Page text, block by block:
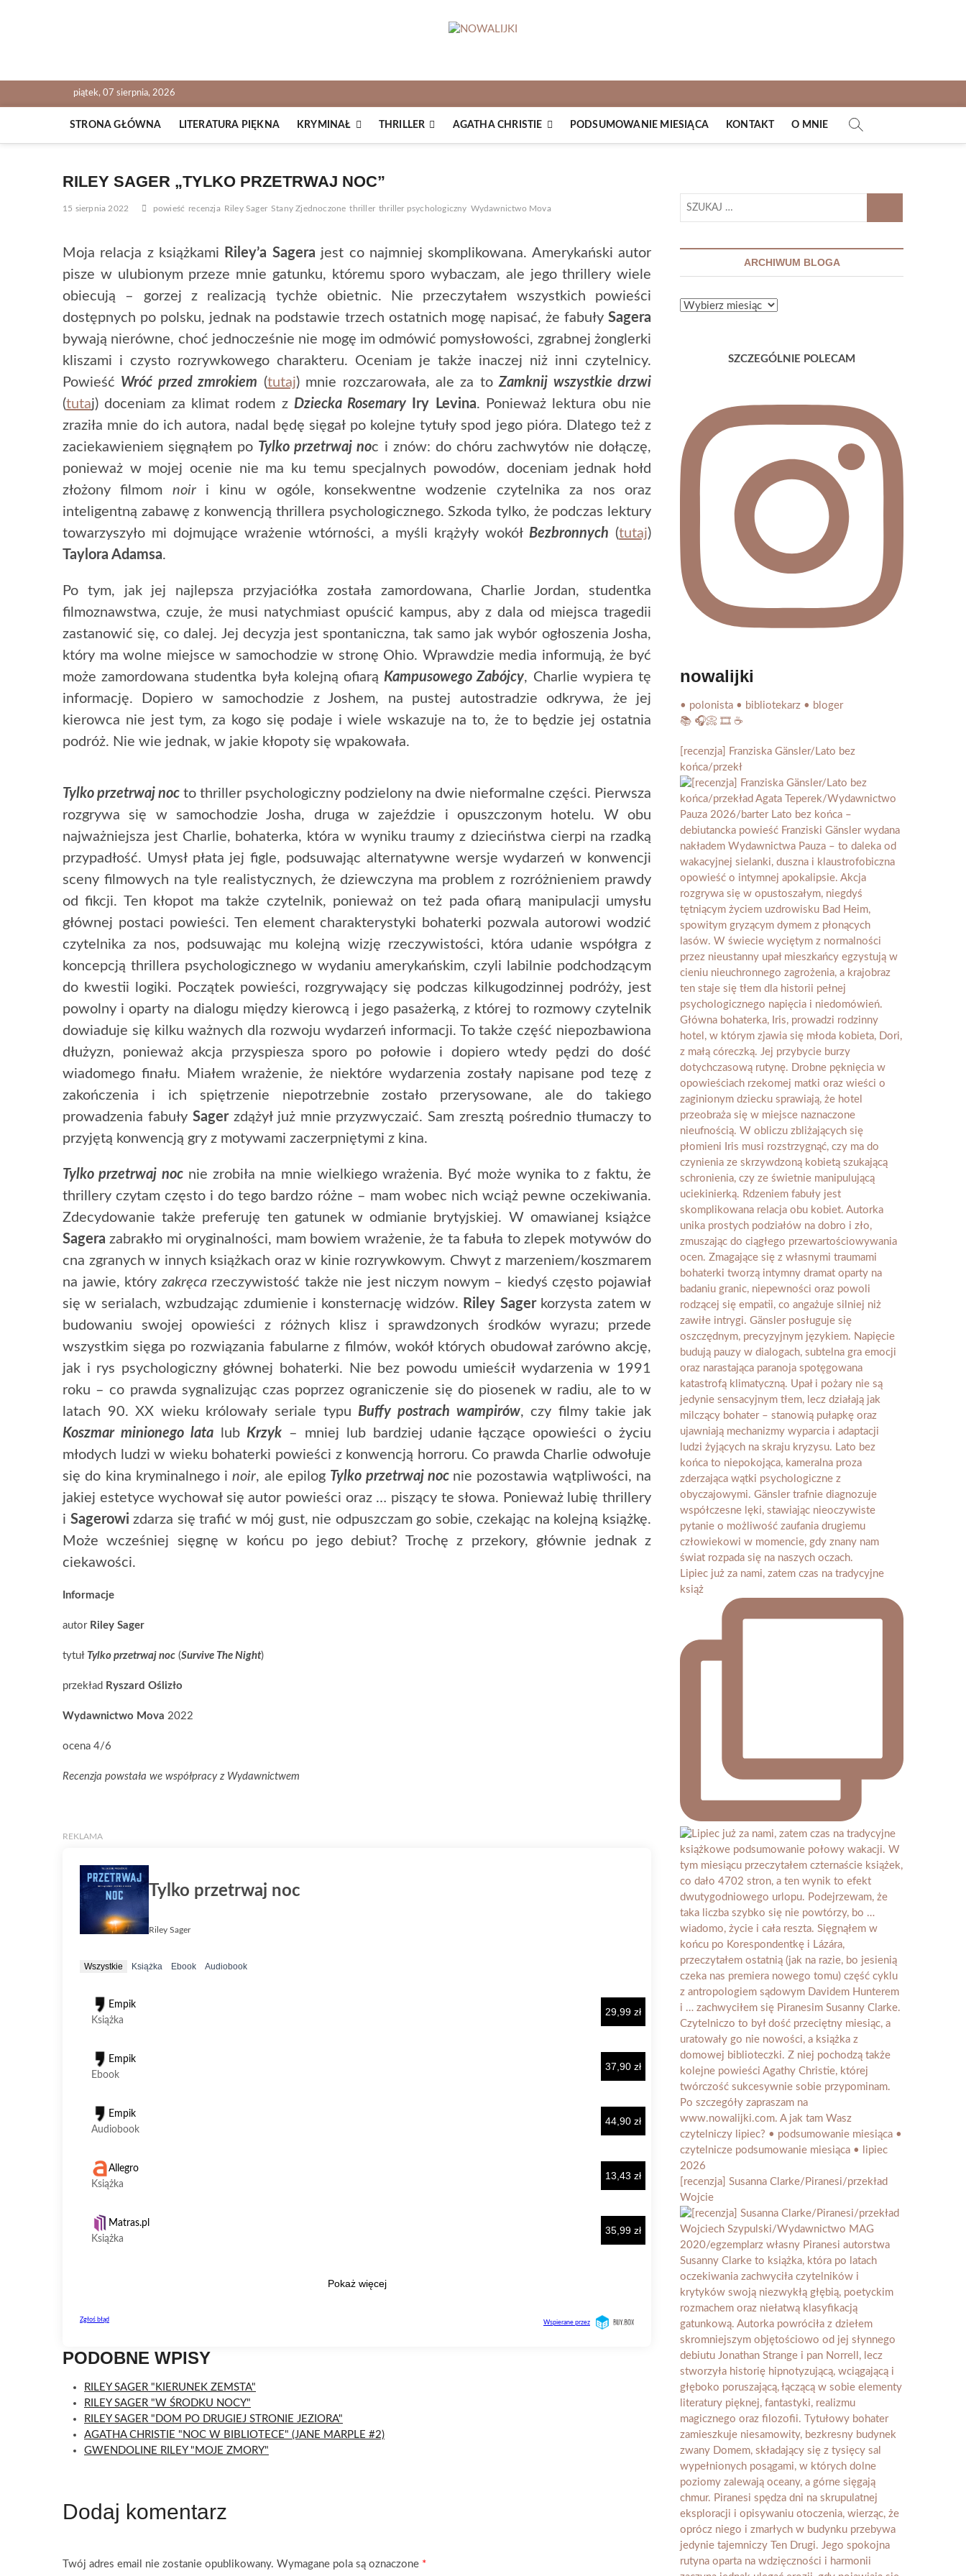
piątek, 07 sierpnia, 2026
STRONA GŁÓWNA LITERATURA PIĘKNA KRYMINAŁ THRILLER AGATHA CHRISTIE PODSUMOWANIE MIESIĄCA KONTAKT O MNIE
RILEY SAGER „TYLKO PRZETRWAJ NOC”
15 sierpnia 2022 powieść recenzja Riley Sager Stany Zjednoczone thriller thriller psychologiczny Wydawnictwo Mova
Moja relacja z książkami Riley’a Sagera jest co najmniej skomplikowana. Amerykański autor
pisze w ulubionym przeze mnie gatunku, któremu sporo wybaczam, ale jego thrillery wiele
obiecują – gorzej z realizacją tychże obietnic. Nie przeczytałem wszystkich powieści
dostępnych po polsku, jednak na podstawie trzech ostatnich mogę napisać, że fabuły Sagera
bywają nierówne, choć jednocześnie nie mogę im odmówić pomysłowości, zgrabnej żonglerki
kliszami i czysto rozrywkowego charakteru. Oceniam je także inaczej niż inni czytelnicy.
Powieść Wróć przed zmrokiem (tutaj) mnie rozczarowała, ale za toZamknij wszystkie drzwi
(tutaj) doceniam za klimat rodem z Dziecka Rosemary Iry Levina. Ponieważ lektura obu nie
zraziła mnie do ich autora, nadal będę sięgał po kolejne tytuły spod jego pióra. Dlatego też z
zaciekawieniem sięgnąłem po Tylko przetrwaj noc i znów: do chóru zachwytów nie dołączę,
ponieważ w mojej ocenie nie ma ku temu specjalnych powodów, doceniam jednak hołd
złożony filmom noiri kinu w ogóle, konsekwentne wodzenie czytelnika za nos oraz
inteligentną zabawę z konwencją thrillera psychologicznego. Szkoda tylko, że podczas lektury
towarzyszyło mi dojmujące wrażenie wtórności, a myśli krążyły wokół Bezbronnych (tutaj)
Taylora Adamsa.
Po tym, jak jej najlepsza przyjaciółka została zamordowana, Charlie Jordan, studentka
filmoznawstwa, czuje, że musi natychmiast opuścić kampus, aby z dala od miejsca tragedii
zastanowić się, co dalej. Jej decyzja jest spontaniczna, tak samo jak wybór ogłoszenia Josha,
który ma wolne miejsce w samochodzie w stronę Ohio. Wprawdzie media informują, że być
może zamordowana studentka była kolejną ofiarąKampusowego Zabójcy, Charlie wypiera tę
informację. Dopiero w samochodzie z Joshem, na pustej autostradzie odkrywa, że jej
kierowca nie jest tym, za kogo się podaje i wiele wskazuje na to, że to będzie jej ostatnia
podróż. Nie wie jednak, w jakie kłopoty się wpakowała.
Tylko przetrwaj noc to thriller psychologiczny podzielony na dwie nieformalne części. Pierwsza
rozgrywa się w samochodzie Josha, druga w zajeździe i opuszczonym hotelu. W obu
najważniejsza jest Charlie, bohaterka, która w wyniku traumy z dzieciństwa cierpi na rzadką
przypadłość. Umysł płata jej figle, podsuwając alternatywne wersje wydarzeń w konwencji
sceny filmowych na tyle realistycznych, że dziewczyna ma problem z rozróżnieniem prawdy
od fikcji. Ten kłopot ma także czytelnik, ponieważ on też pada ofiarą manipulacji umysłu
głównej postaci powieści. Ten element charakterystyki bohaterki pozwala autorowi wodzić
czytelnika za nos, podsuwając mu kolejną wizję rzeczywistości, która udanie współgra z
koncepcją thrillera psychologicznego w wydaniu amerykańskim, czyli labilnie podchodzącym
do kwestii logiki. Początek powieści, rozgrywający się podczas kilkugodzinnej podróży, jest
powolny i oparty na dialogu między kierowcą i jego pasażerką, z której to rozmowy czytelnik
dowiaduje się kilku ważnych dla rozwoju wydarzeń informacji. To także część niepozbawiona
dłużyzn, ponieważ akcja przyspiesza sporo po połowie i dopiero wtedy pędzi do dość
wiadomego finału. Miałem wrażenie, że niektóre wydarzenia zostały napisane pod tezę z
zakończenia i ich spiętrzenie niepotrzebnie zostało przerysowane, ale do takiego
prowadzenia fabuły Sagerzdążył już mnie przyzwyczaić. Sam zresztą pośrednio tłumaczy to
przyjętą konwencją gry z motywami zaczerpniętymi z kina.
Tylko przetrwaj nocnie zrobiła na mnie wielkiego wrażenia. Być może wynika to z faktu, że
thrillery czytam często i do tego bardzo różne – mam wobec nich wciąż pewne oczekiwania.
Zdecydowanie także preferuję ten gatunek w odmianie brytyjskiej. W omawianej książce
Sagera zabrakło mi oryginalności, mam bowiem wrażenie, że ta fabuła to zlepek motywów do
cna zgranych w innych książkach oraz w kinie rozrywkowym. Chwyt z marzeniem/koszmarem
na jawie, który zakręcarzeczywistość także nie jest niczym nowym – kiedyś często pojawiał
się w serialach, wzbudzając zdumienie i konsternację widzów. Riley Sagerkorzysta zatem w
budowaniu swojej opowieści z różnych klisz i sprawdzonych środków wyrazu; przede
wszystkim sięga po rozwiązania fabularne z filmów, wokół których obudował zarówno akcję,
jak i rys psychologiczny głównej bohaterki. Nie bez powodu umieścił wydarzenia w 1991
roku – co prawda sygnalizując czas poprzez ograniczenie się do piosenek w radiu, ale to w
latach 90. XX wieku królowały seriale typuBuffy postrach wampirów, czy filmy takie jak
Koszmar minionego latalubKrzyk – mniej lub bardziej udanie łączące opowieści o życiu
młodych ludzi w wieku bohaterki powieści z konwencją horroru. Co prawda Charlie odwołuje
się do kina kryminalnego inoir, ale epilog Tylko przetrwaj noc nie pozostawia wątpliwości, na
jakiej estetyce wychował się autor powieści oraz … piszący te słowa. Ponieważ lubię thrillery
i Sagerowi zdarza się trafić w mój gust, nie odpuszczam go sobie, czekając na kolejną książkę.
Może wcześniej sięgnę w końcu po jego debiut? Trochę z przekory, głównie jednak z
ciekawości.
Informacje
autor Riley Sager
tytuł Tylko przetrwaj noc (Survive The Night)
przekład Ryszard Oślizło
Wydawnictwo Mova 2022
ocena 4/6
Recenzja powstała we współpracy z Wydawnictwem
PODOBNE WPISY
RILEY SAGER "KIERUNEK ZEMSTA"
RILEY SAGER "W ŚRODKU NOCY"
RILEY SAGER "DOM PO DRUGIEJ STRONIE JEZIORA"
AGATHA CHRISTIE "NOC W BIBLIOTECE" (JANE MARPLE #2)
GWENDOLINE RILEY "MOJE ZMORY"
Dodaj komentarz
Twój adres email nie zostanie opublikowany. Wymagane pola są oznaczone *
ARCHIWUM BLOGA
ARCHIWUM
SZCZEGÓLNIE POLECAM
nowalijki
• polonista • bibliotekarz • bloger
📚 🎧📀 🎞️ ☕️
[recenzja] Franziska Gänsler/Lato bez
końca/przekł
Lipiec już za nami, zatem czas na tradycyjne
książ
[recenzja] Susanna Clarke/Piranesi/przekład
Wojcie